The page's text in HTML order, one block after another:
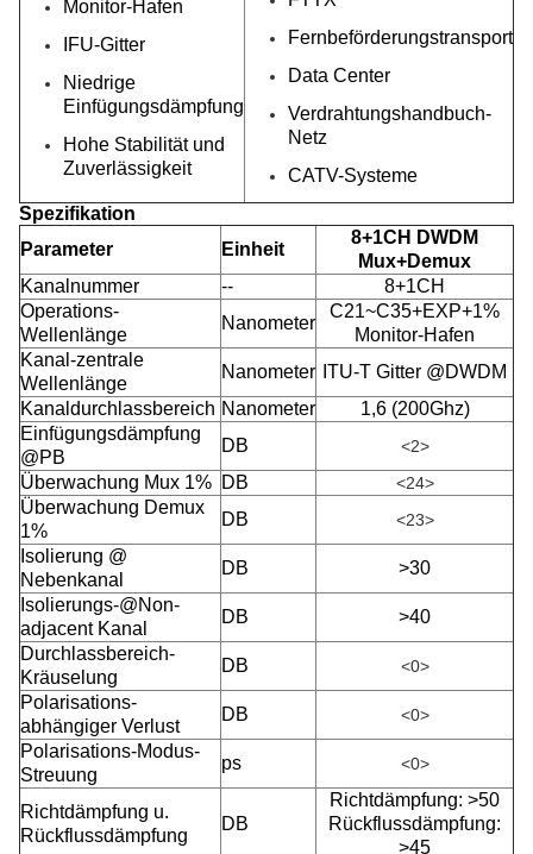
Monitor-Hafen
IFU-Gitter
Niedrige
Einfügungsdämpfung
Hohe Stabilität und
Zuverlässigkeit
Fernbeförderungstransport
Data Center
Verdrahtungshandbuch-
Netz
CATV-Systeme
Spezifikation
Parameter
Einheit
8+1CH DWDM
Mux+Demux
Kanalnummer
--
8+1CH
Operations-
Wellenlänge
Nanometer
C21~C35+EXP+1%
Monitor-Hafen
Kanal-zentrale
Wellenlänge
Nanometer ITU-T Gitter @DWDM
Kanaldurchlassbereich Nanometer
1,6 (200Ghz)
Einfügungsdämpfung
@PB
DB <2>
Überwachung Mux 1% DB <24>
Überwachung Demux
1%
DB <23>
Isolierung @
Nebenkanal
DB
>30
Isolierungs-@Non-
adjacent Kanal
DB
>40
Durchlassbereich-
Kräuselung
DB <0>
Polarisations-
abhängiger Verlust
DB <0>
Polarisations-Modus-
Streuung
ps <0>
Richtdämpfung u.
Rückflussdämpfung
DB
Richtdämpfung: >50
Rückflussdämpfung:
>45